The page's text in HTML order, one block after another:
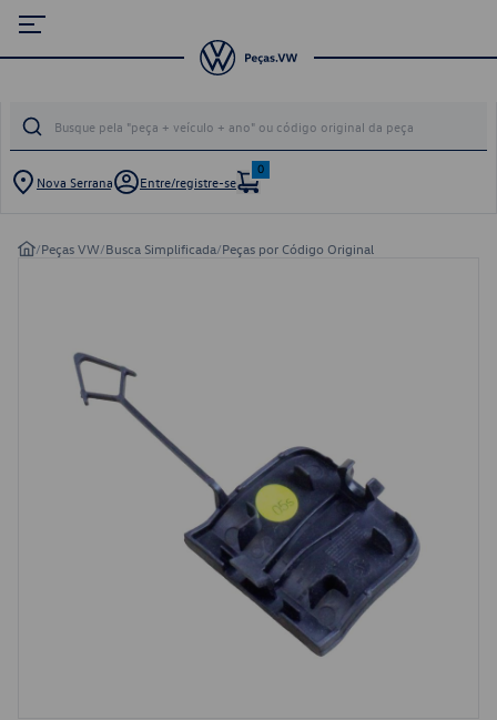
Nova Serrana Entre/registre-se
0
/Peças VW/Busca Simplificada/Peças por Código Original